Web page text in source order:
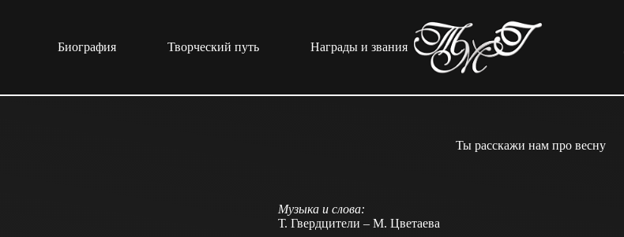
Биография
Творческий путь Награды и звания
Ты расскажи нам про весну
Музыка и слова:
Т. Гвердцители – М. Цветаева